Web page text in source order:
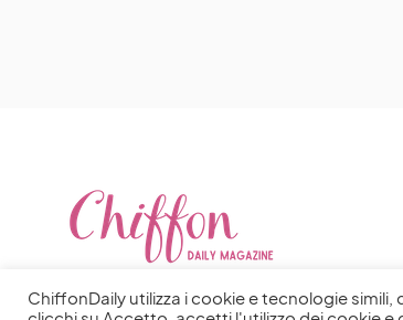
ChiffonDaily utilizza i cookie e tecnologie